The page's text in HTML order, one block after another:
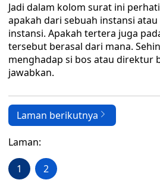
Jadi dalam kolom surat ini
apakah dari sebuah instansi
instansi. Apakah tertera juga
tersebut berasal dari mana.
menghadap si bos atau direktur
jawabkan.
Laman berikutnya
Laman:
1 2